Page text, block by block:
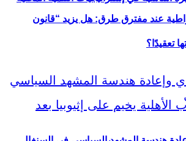
عند مفترق طرق: هل يزيد “قانون
تعقيدًا؟